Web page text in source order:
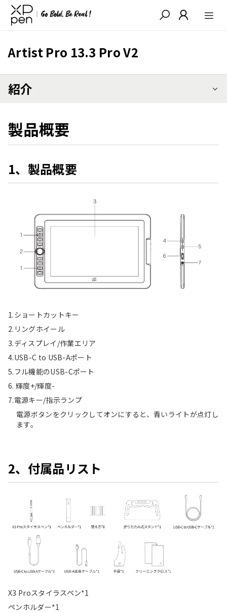
Artist Pro 13.3 Pro V2
紹介
製品概要
1、製品概要
1.ショートカットキー
2.リングホイール
3.ディスプレイ/作業エリア
4.USB-C to USB-Aポート
5.フル機能のUSB-Cポート
6. 輝度+/輝度-
7.電源キー/指示ランプ
電源ボタンをクリックしてオンにすると、青いライトが点灯し
ます。
2、付属品リスト
X3 Proスタイラスペン*1
ペンホルダー*1